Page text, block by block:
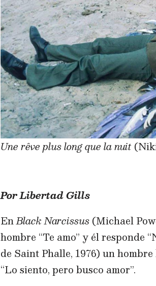
Une rêve plus long que la nuit
Por Libertad Gills
EnBlack Narcissus(Michael
hombre “Te amo” y él responde
de Saint Phalle, 1976) un
“Lo siento, pero busco amor”.